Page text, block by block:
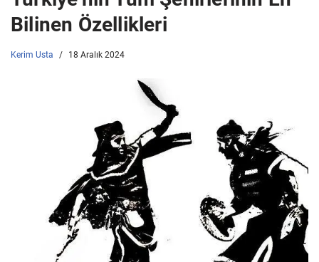
Bilinen Özellikleri
Kerim Usta 18 Aralık 2024